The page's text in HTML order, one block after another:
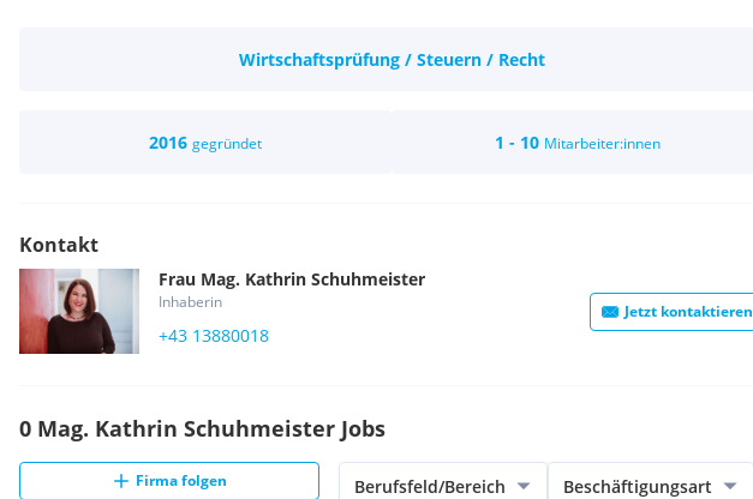
Wirtschaftsprüfung / Steuern / Recht
2016 gegründet 1 - 10 Mitarbeiter:innen
Kontakt
Frau Mag. Kathrin Schuhmeister
Inhaberin
+43 13880018
Jetzt kontaktieren
0 Mag. Kathrin Schuhmeister Jobs
Firma folgen Berufsfeld/Bereich Beschäftigungsart